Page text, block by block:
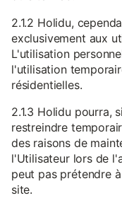
2.1.2 Holidu,
exclusivement aux
L'utilisation
l'utilisation
résidentielles.
2.1.3 Holidu pourra,
restreindre
des raisons de
l'Utilisateur lors de
peut pas prétendre
site.